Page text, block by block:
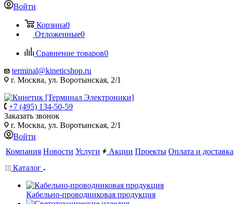
Войти
Корзина0
Отложенные0
Сравнение товаров0
terminal@kineticshop.ru
г. Москва, ул. Воротынская, 2/1
+7 (495) 134-50-59
Заказать звонок
г. Москва, ул. Воротынская, 2/1
Войти
Компания Новости Услуги Акции Проекты Оплата и доставка
Каталог
Кабельно-проводниковая продукция